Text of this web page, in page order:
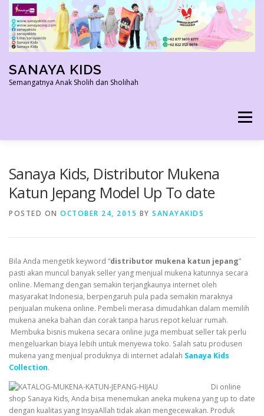
Skip
content
SANAYA KIDS
Semangatnya Anak Sholih dan Sholihah
Menu
Sanaya Kids, Distributor Mukena
Katun Jepang Model Up To date
POSTED ON OCTOBER 24, 2015 BY SANAYAKIDS
Bila Anda mengetik keyword “distributor mukena katun jepang”
pasti akan muncul banyak seller yang menjual mukena katunnya secara
online. Memang dengan semakin terjangkaunya internet oleh
masyarakat Indonesia, berpengaruh pula pada semakin maraknya
penjualan mukena online. Pembeli merasa dimudahkan dalam memilih
mukena aneka bahan dan corak tanpa harus repot keluar rumah.
Membuka bisnis mukena secara online juga membuat seller tak perlu
mengeluarkan biaya lebih untuk menyewa toko. Salah satu produsen
mukena yang menjual produknya di internet adalah Sanaya Kids
Collection.
Di online
shop Sanaya Kids, Anda bisa menemukan aneka mukena yang up to date
dengan kualitas yang InsyaAllah tidak akan mengecewakan. Produk